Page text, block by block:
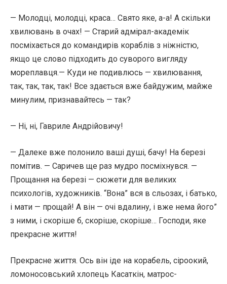
— Молодці, молодці, краса… Свято яке, а-а! А скільки
хвилювань в очах! — Старий адмірал-академік
посміхається до командирів кораблів з ніжністю,
якщо це слово підходить до суворого вигляду
мореплавця.— Куди не подивлюсь — хвилювання,
так, так, так, так! Все здається вже байдужим, майже
минулим, признавайтесь — так?
— Ні, ні, Гавриле Андрійовичу!
— Далеке вже полонило ваші душі, бачу! На березі
помітив. — Саричев ще раз мудро посміхнувся. —
Прощання на березі — сюжети для великих
психологів, художників. “Вона” вся в сльозах, і батько,
і мати — прощай! А він — очі вдалину, і вже нема його”
з ними, і скоріше б, скоріше, скоріше… Господи, яке
прекрасне життя!
Прекрасне життя. Ось він іде на корабель, сіроокий,
ломоносовський хлопець Касаткін, матрос-